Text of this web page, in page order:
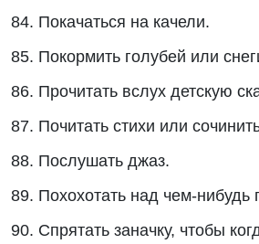
84. Покачаться на качели.
85. Покормить голубей или
86. Прочитать вслух детскую
87. Почитать стихи или
88. Послушать джаз.
89. Похохотать над чем-нибудь
90. Спрятать заначку, чтобы